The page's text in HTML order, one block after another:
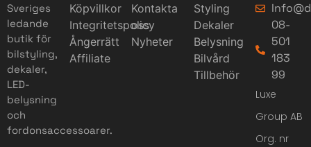
Sveriges
ledande
butik för
bilstyling,
dekaler,
LED-
belysning
och
fordonsaccessoarer.
Köpvillkor
Integritetspolicy
Ångerrätt
Affiliate
Kontakta
oss
Nyheter
Styling
Dekaler
Belysning
Bilvård
Tillbehör
08-
501
183
99
Luxe
Group AB
Org. nr